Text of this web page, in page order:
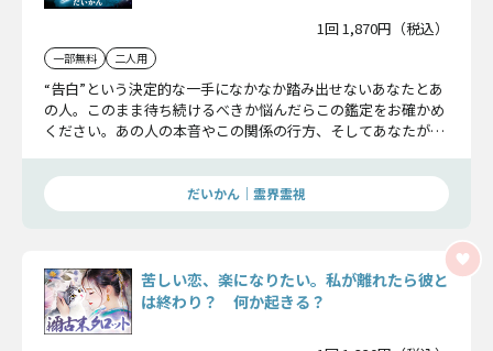
1回 1,870円（税込）
一部無料 二人用
“告白”という決定的な一手になかなか踏み出せないあなたとあ
の人。このまま待ち続けるべきか悩んだらこの鑑定をお確かめ
ください。あの人の本音やこの関係の行方、そしてあなたが幸
だいかん｜霊界霊視
苦しい恋、楽になりたい。私が離れたら彼と
は終わり？ 何か起きる？